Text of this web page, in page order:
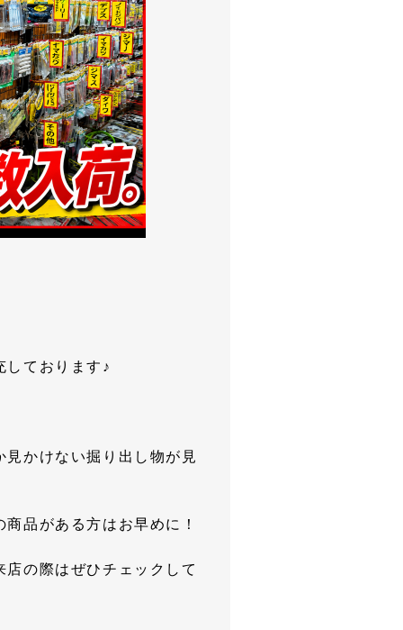
しております♪
かけない掘り出し物が見
品がある方はお早めに！
の際はぜひチェックして